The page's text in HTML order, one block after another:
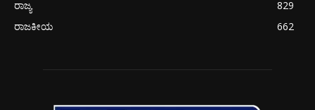
ರಾಜ್ಯ
829
ರಾಜಕೀಯ
662